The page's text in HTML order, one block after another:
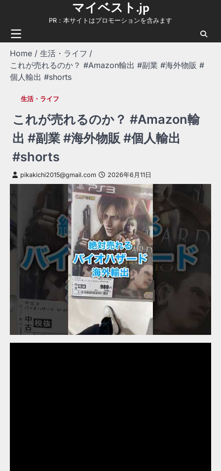
content
マイベスト.jp
PR：本サイトはプロモーションを含みます
Home
生活・ライフ
これが売れるのか？ #Amazon輸出 #副業 #海外物販 #
個人輸出 #shorts
生活・ライフ
これが売れるのか？ #Amazon輸
出 #副業 #海外物販 #個人輸出
#shorts
pikakichi2015@gmail.com 2026年6月11日